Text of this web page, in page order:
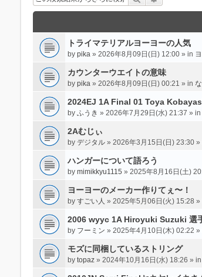
トライマテリアルヨーヨーの人気
by pika » 2026年8月09日(日) 12:00 » in
カウンターウエイトの意味
by pika » 2026年8月09日(日) 00:21 » in
2024EJ 1A Final 01 Toya
by ふうき » 2026年7月29日(水) 21:37 » in
2Aむじぃ
by デジタル» 2026年3月15日(日) 23:30 »
ハンガーについて語ろう
by mimikkyu1115 » 2025年8月16日(土)
ヨーヨーのメーカー作りてぇ〜！
by すごい人 » 2025年5月06日(火) 15:28 »
2006 wyyc 1A Hiroyuki Suzuki 選
by フーミン » 2025年4月10日(木) 02:22 »
モズに同梱しているストリング
by topaz» 2024年10月16日(水) 18:26 » in